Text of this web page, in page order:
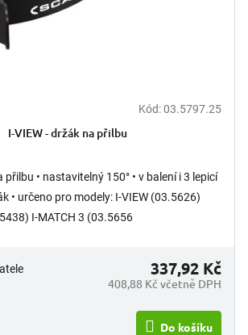
Kód:03.5797.25
I-VIEW - držák na přilbu
přilbu • nastavitelný 150° • v balení i 3 lepicí
• určeno pro modely: I-VIEW (03.5626)
I-MATCH 3 (03.5656
408,88 Kč včetně DPH
337,92 Kč
Do košíku